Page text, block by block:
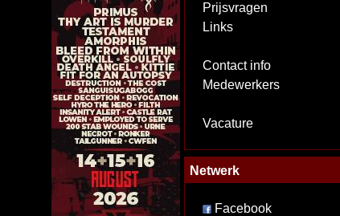
Prijsvragen
Links
Contact info
Medewerkers
Vacature
Netwerk
Facebook